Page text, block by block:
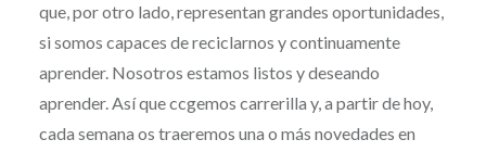
que, por otro lado, representan grandes oportunidades,
si somos capaces de reciclarnos y continuamente
aprender. Nosotros estamos listos y deseando
aprender. Así que ccgemos carrerilla y, a partir de hoy,
cada semana os traeremos una o más novedades en